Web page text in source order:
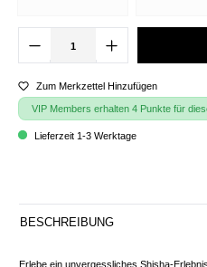
Zum Merkzettel Hinzufügen
VIP Members erhalten 4 Punkte für
Lieferzeit 1-3 Werktage
BESCHREIBUNG
Erlebe ein unvergessliches Shisha-